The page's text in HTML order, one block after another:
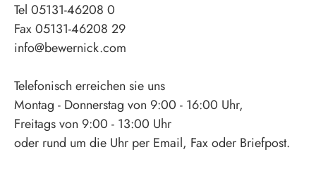
Tel 05131-46208 0
Fax 05131-46208 29
info@bewernick.com
Telefonisch erreichen sie uns
Montag - Donnerstag von 9:00 - 16:00 Uhr,
Freitags von 9:00 - 13:00 Uhr
oder rund um die Uhr per Email, Fax oder Briefpost.